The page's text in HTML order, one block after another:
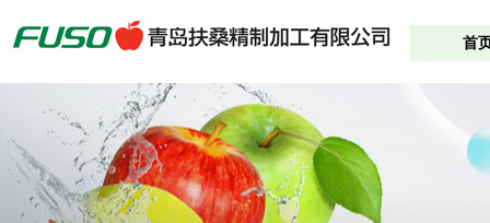
首